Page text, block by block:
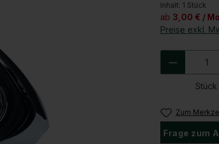
Inhalt: 1 Stück
ab 3,00 € /
Preise exkl.
Stück
Zum
Frage zum